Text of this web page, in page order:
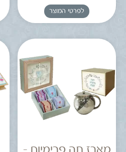
לפרטי המוצר
מארז תה פרימיום –